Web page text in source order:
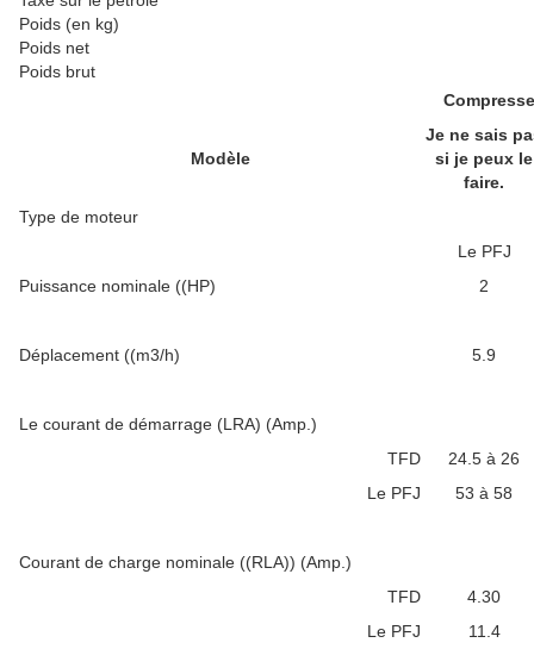
Poids (en kg)
Poids net
Poids brut
Modèle
Je ne sais
si je peux le
faire.
Type de moteur
Le PFJ
Puissance nominale ((HP)
2
Déplacement ((m3/h) 5.9
Le courant de démarrage (LRA) (Amp.)
TFD
24.5 à 26
Le PFJ
53 à 58
Courant de charge nominale ((RLA)) (Amp.)
TFD
4.30
Le PFJ
11.4